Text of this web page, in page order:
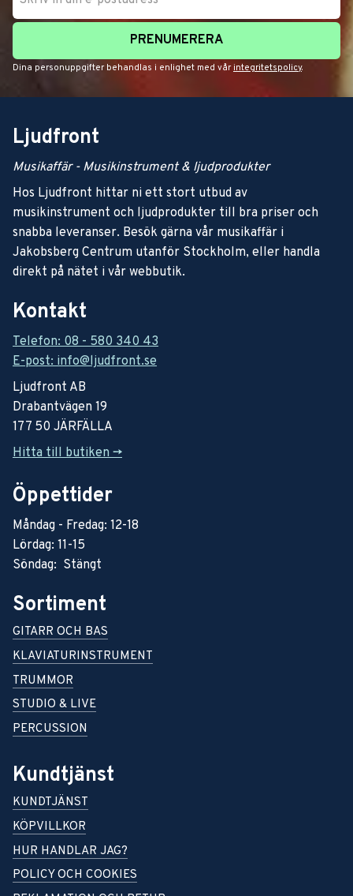
PRENUMERERA
Dina personuppgifter behandlas i enlighet med vår integritetspolicy.
Ljudfront
Musikaffär - Musikinstrument & ljudprodukter
Hos Ljudfront hittar ni ett stort utbud av
musikinstrument och ljudprodukter till bra priser och
snabba leveranser. Besök gärna vår musikaffär i
Jakobsberg Centrum utanför Stockholm, eller handla
direkt på nätet i vår webbutik.
Kontakt
Telefon: 08 - 580 340 43
E-post: info@ljudfront.se
Ljudfront AB
Drabantvägen 19
177 50 JÄRFÄLLA
Hitta till butiken ->
Öppettider
Måndag - Fredag: 12-18
Lördag: 11-15
Söndag: Stängt
Sortiment
GITARR OCH BAS
KLAVIATURINSTRUMENT
TRUMMOR
STUDIO & LIVE
PERCUSSION
Kundtjänst
KUNDTJÄNST
KÖPVILLKOR
HUR HANDLAR JAG?
POLICY OCH COOKIES